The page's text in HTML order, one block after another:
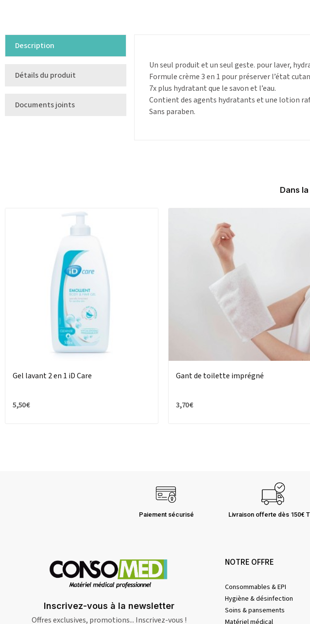
Description
Détails du produit
Documents joints
Un seul produit et un seul geste. pour laver,
Formule crème 3 en 1 pour préserver l’état
7x plus hydratant que le savon et l’eau.
Contient des agents hydratants et une lotion
Sans paraben.
Dans
Gel lavant 2 en 1 iD Care
5,50 €
Gant de toilette imprégné
3,70 €
Paiement sécurisé Livraison offerte dès 150€
Inscrivez-vous à la newsletter
Offres exclusives, promotions... Inscrivez-vous !
NOTRE OFFRE
Consommables & EPI
Hygiène & désinfection
Soins & pansements